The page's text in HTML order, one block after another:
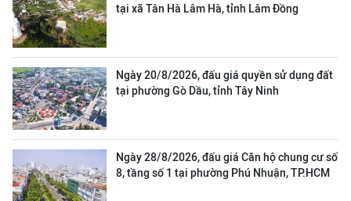
tại xã Tân Hà Lâm Hà, tỉnh Lâm Đồng
Ngày 20/8/2026, đấu giá quyền sử dụng đất
tại phường Gò Dầu, tỉnh Tây Ninh
Ngày 28/8/2026, đấu giá Căn hộ chung cư số
8, tầng số 1 tại phường Phú Nhuận, TP.HCM